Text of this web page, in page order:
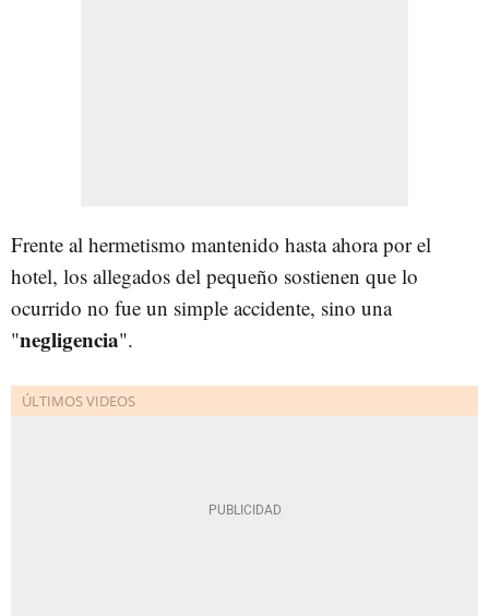
Frente al hermetismo mantenido hasta ahora por el
hotel, los allegados del pequeño sostienen que lo
ocurrido no fue un simple accidente, sino una
"negligencia".